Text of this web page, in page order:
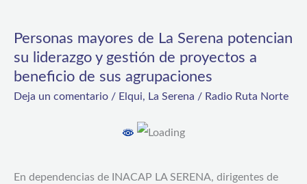
Personas mayores de La Serena potencian
su liderazgo y gestión de proyectos a
beneficio de sus agrupaciones
Deja un comentario / Elqui, La Serena / Radio Ruta Norte
En dependencias de INACAP LA SERENA, dirigentes de
de
y